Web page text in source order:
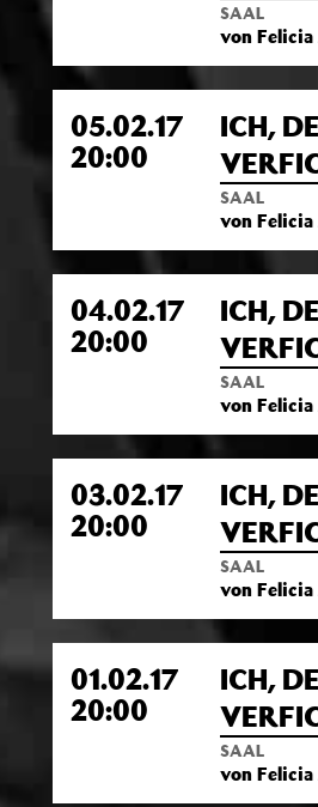
SAAL
von
05.02.17
20:00
ICH,
SAAL
von
04.02.17
20:00
ICH,
SAAL
von
03.02.17
20:00
ICH,
SAAL
von
01.02.17
20:00
ICH,
SAAL
von